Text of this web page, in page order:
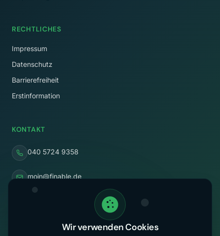
RECHTLICHES
Impressum
Datenschutz
Barrierefreiheit
Erstinformation
KONTAKT
040 5724 9358
moin@finable.de
Rothenbaumchaussee 58
Wir verwenden Cookies